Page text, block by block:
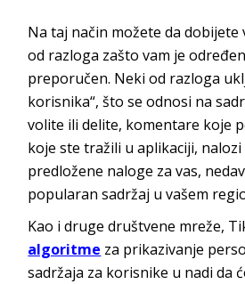
Na taj način možete da dobijete
od razloga zašto vam je
preporučen. Neki od razloga
korisnika“, što se odnosi na
volite ili delite, komentare koje
koje ste tražili u aplikaciji,
predložene naloge za vas,
popularan sadržaj u vašem
Kao i druge društvene mreže,
algoritme za prikazivanje
sadržaja za korisnike u nadi da